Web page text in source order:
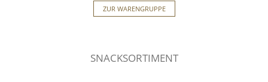
ZUR WARENGRUPPE
SNACKSORTIMENT